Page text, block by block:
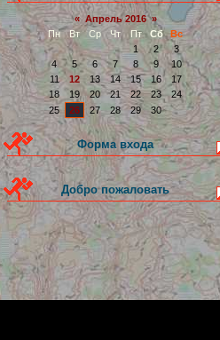
« Апрель 2016 »
Пн
Вт Ср Чт Пт Сб
Вс
1
2
3
4
5 6 7 8 9
10
11
12 13 14 15 16
17
18
19 20 21 22 23
24
25
26 27 28 29 30
Форма входа
Добро пожаловать